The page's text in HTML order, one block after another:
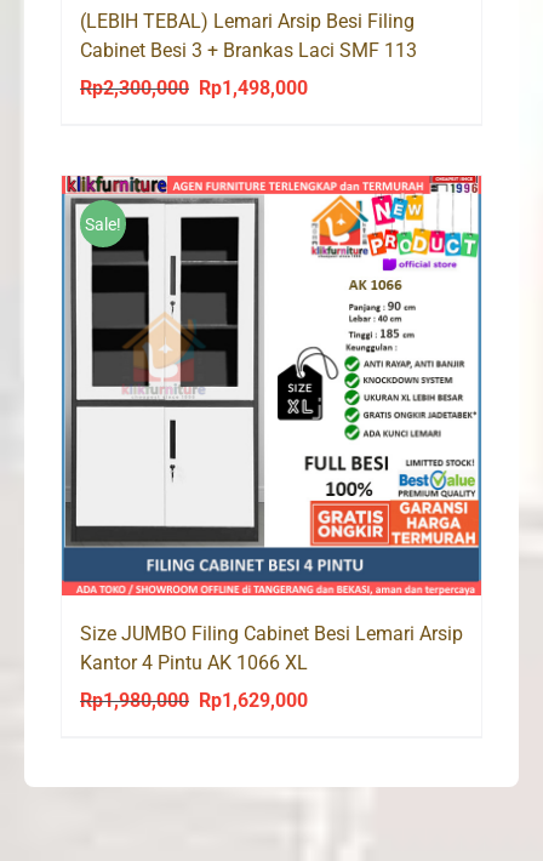
(LEBIH TEBAL) Lemari Arsip Besi Filing
Cabinet Besi 3 + Brankas Laci SMF 113
Rp2,300,000
Original
Rp2,300,000.
Rp1,498,000Current
Rp1,498,000.
Sale!
Size JUMBO Filing Cabinet Besi Lemari Arsip
Kantor 4 Pintu AK 1066 XL
Rp1,980,000
Original
Rp1,629,000Current